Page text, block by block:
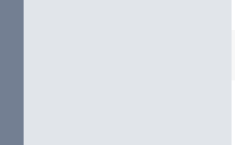
Шаговый двигатель с повышенным